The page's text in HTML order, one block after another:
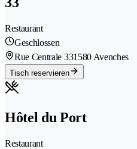
Restaurant
Geschlossen
Rue Centrale 331580 Avenches
Tisch reservieren
Hôtel du Port
Restaurant